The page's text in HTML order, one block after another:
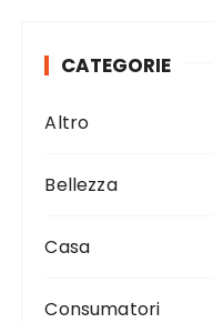
CATEGORIE
Altro
Bellezza
Casa
Consumatori